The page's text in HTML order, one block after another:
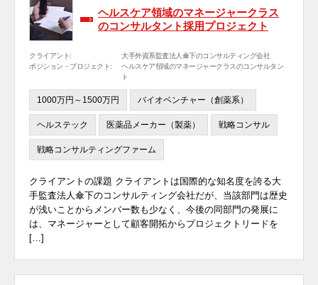
ヘルスケア領域のマネージャークラス
のコンサルタント採用プロジェクト
クライアント:
大手外資系監査法人傘下のコンサルティング会社
ポジション・プロジェクト:
ヘルスケア領域のマネージャークラスのコンサルタン
ト
1000万円～1500万円 バイオベンチャー（創薬系）
ヘルステック 医薬品メーカー（製薬） 戦略コンサル
戦略コンサルティングファーム
クライアントの課題 クライアントは国際的な知名度を誇る大
手監査法人傘下のコンサルティング会社だが、当該部門は歴史
が浅いことからメンバー数も少なく、今後の同部門の発展に
は、マネージャーとして顧客開拓からプロジェクトリードを
[…]